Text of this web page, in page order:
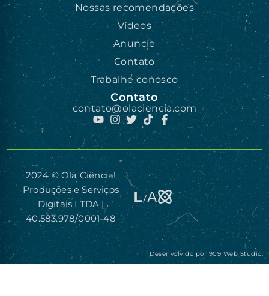
Nossas recomendações
Vídeos
Anuncie
Contato
Trabalhe conosco
Contato
contato@olaciencia.com
2024 © Olá Ciência!
Produções e Serviços
Digitais LTDA |
40.583.978/0001-48
Desenvolvido por 909 Web Studio.